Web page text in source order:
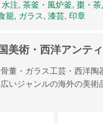
注, 茶釜・風炉釜, 棗・茶
籠, ガラス, 漆芸, 印章
美術・西洋アンテ
董・ガラス工芸・西洋陶
いジャンルの海外の美術